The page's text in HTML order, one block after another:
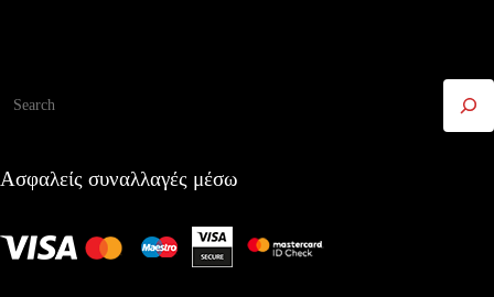
Ασφαλείς συναλλαγές μέσω